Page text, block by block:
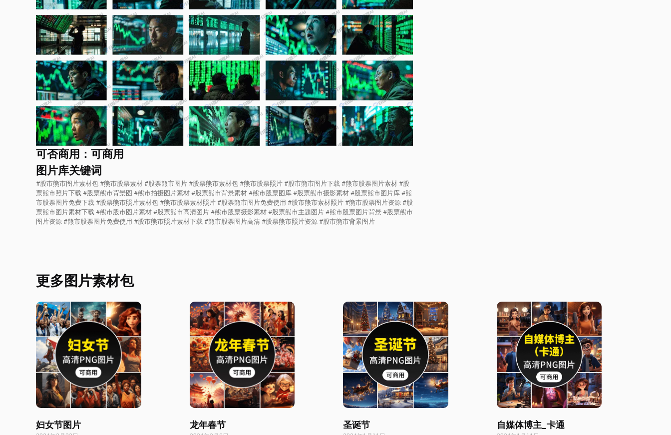
可否商用：可商用
图片库关键词
#股市熊市图片素材包 #熊市股票素材 #股票熊市图片 #股票熊市素材包 #熊市股票照片 #股市熊市图片下载 #熊市股票图片素材 #股
票熊市照片下载 #股票熊市背景图 #熊市拍摄图片素材 #股票熊市背景素材 #熊市股票图库 #股票熊市摄影素材 #股票熊市图片库 #熊
市股票图片免费下载 #股票熊市照片素材包 #熊市股票素材照片 #股票熊市图片免费使用 #股市熊市素材照片 #熊市股票图片资源 #股
票熊市图片素材下载 #熊市股市图片素材 #股票熊市高清图片 #熊市股票摄影素材 #股票熊市主题图片 #熊市股票图片背景 #股票熊市
图片资源 #熊市股票图片免费使用 #股市熊市照片素材下载 #熊市股票图片高清 #股票熊市照片资源 #股市熊市背景图片
更多图片素材包
妇女节图片 龙年春节 圣诞节 自媒体博主_卡通